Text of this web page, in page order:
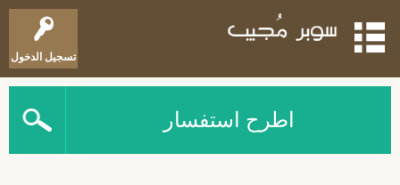
تسجيل الدخول
اطرح استفسار